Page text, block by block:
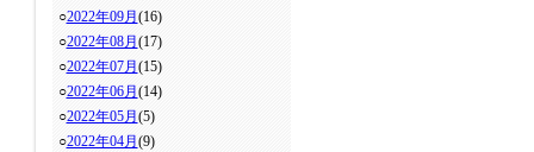
○2022年09月 (16)
○2022年08月 (17)
○2022年07月 (15)
○2022年06月 (14)
○2022年05月 (5)
○2022年04月 (9)